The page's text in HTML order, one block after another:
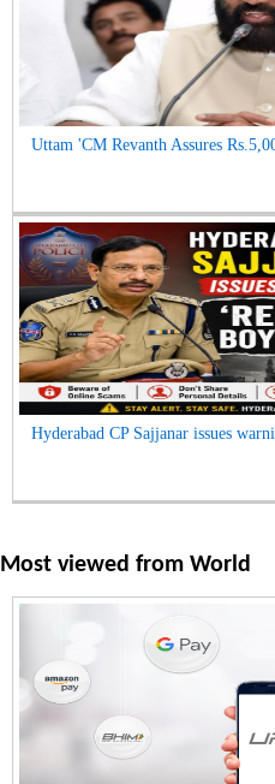
Uttam 'CM Revanth Assures
Hyderabad CP Sajjanar issues
Most viewed from World